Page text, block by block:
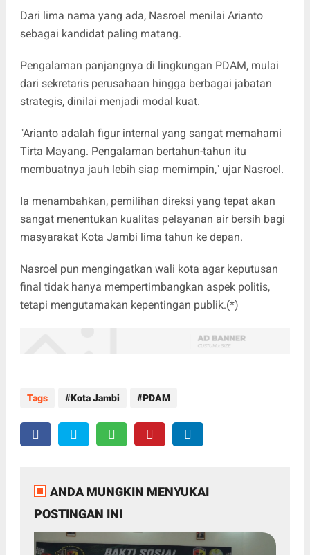
Dari lima nama yang ada, Nasroel menilai Arianto
sebagai kandidat paling matang.
Pengalaman panjangnya di lingkungan PDAM, mulai
dari sekretaris perusahaan hingga berbagai jabatan
strategis, dinilai menjadi modal kuat.
"Arianto adalah figur internal yang sangat memahami
Tirta Mayang. Pengalaman bertahun-tahun itu
membuatnya jauh lebih siap memimpin," ujar Nasroel.
Ia menambahkan, pemilihan direksi yang tepat akan
sangat menentukan kualitas pelayanan air bersih bagi
masyarakat Kota Jambi lima tahun ke depan.
Nasroel pun mengingatkan wali kota agar keputusan
final tidak hanya mempertimbangkan aspek politis,
tetapi mengutamakan kepentingan publik.(*)
Tags Kota Jambi PDAM
ANDA MUNGKIN MENYUKAI
POSTINGAN INI